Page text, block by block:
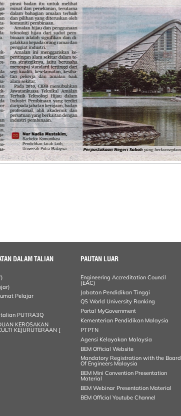
DALAM TALIAN
Pelajar
PUTRA3Q
KEROSAKAN
KEJURUTERAAN [
PAUTAN LUAR
Engineering Accreditation Council
(EAC)
Jabatan Pendidikan Tinggi
QS World University Ranking
Portal MyGovernment
Kementerian Pendidikan Malaysia
PTPTN
Agensi Kelayakan Malaysia
BEM Official Website
Mandatory Registration with the Board
Of Engineers Malaysia
BEM Mini Convention Presentation
Material
BEM Webinar Presentation Material
BEM Official Youtube Channel